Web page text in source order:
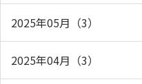
2025年05月（3）
2025年04月（3）